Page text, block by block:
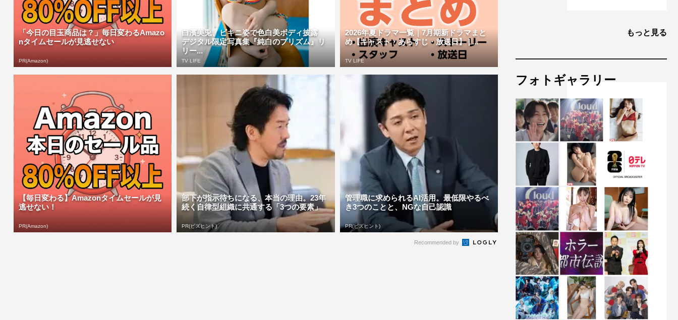
「今日の目玉商品は？」毎日変わるAmazo
nタイムセールが見逃せない
PR(Amazon)
白濱美兎、ビキニ姿で色白美ボディ披露
デジタル限定写真集『純白のプリズム』リ
リー...
TV LIFE
2026年夏ドラマ一覧｜7月期新ドラマまと
め【キャスト・あらすじ・放送日】 | ...
TV LIFE
【毎日変わる】Amazonタイムセールが見
逃せない！
PR(Amazon)
部下が指示待ちになる、本当の理由。23年
続く自律型組織に共通する「3つの要素」
PR(ビズヒント)
管理職に求められるAI活用。最低限やるべ
き3つのことと、NGな自己認識
PR(ビズヒント)
Recommended by
もっと見る
フォトギャラリー